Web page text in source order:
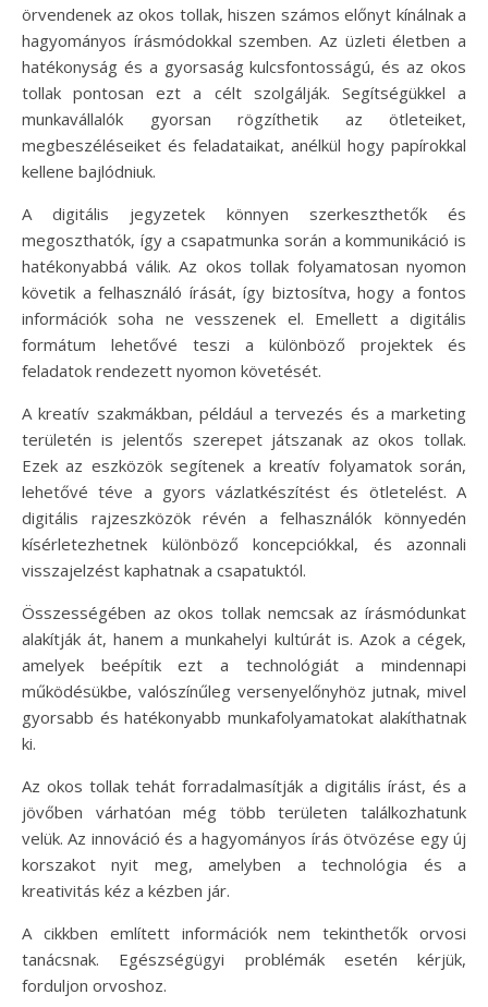
örvendenek az okos tollak, hiszen számos előnyt kínálnak a
hagyományos írásmódokkal szemben. Az üzleti életben a
hatékonyság és a gyorsaság kulcsfontosságú, és az okos
tollak pontosan ezt a célt szolgálják. Segítségükkel a
munkavállalók gyorsan rögzíthetik az ötleteiket,
megbeszéléseiket és feladataikat, anélkül hogy papírokkal
kellene bajlódniuk.
A digitális jegyzetek könnyen szerkeszthetők és
megoszthatók, így a csapatmunka során a kommunikáció is
hatékonyabbá válik. Az okos tollak folyamatosan nyomon
követik a felhasználó írását, így biztosítva, hogy a fontos
információk soha ne vesszenek el. Emellett a digitális
formátum lehetővé teszi a különböző projektek és
feladatok rendezett nyomon követését.
A kreatív szakmákban, például a tervezés és a marketing
területén is jelentős szerepet játszanak az okos tollak.
Ezek az eszközök segítenek a kreatív folyamatok során,
lehetővé téve a gyors vázlatkészítést és ötletelést. A
digitális rajzeszközök révén a felhasználók könnyedén
kísérletezhetnek különböző koncepciókkal, és azonnali
visszajelzést kaphatnak a csapatuktól.
Összességében az okos tollak nemcsak az írásmódunkat
alakítják át, hanem a munkahelyi kultúrát is. Azok a cégek,
amelyek beépítik ezt a technológiát a mindennapi
működésükbe, valószínűleg versenyelőnyhöz jutnak, mivel
gyorsabb és hatékonyabb munkafolyamatokat alakíthatnak
ki.
Az okos tollak tehát forradalmasítják a digitális írást, és a
jövőben várhatóan még több területen találkozhatunk
velük. Az innováció és a hagyományos írás ötvözése egy új
korszakot nyit meg, amelyben a technológia és a
kreativitás kéz a kézben jár.
A cikkben említett információk nem tekinthetők orvosi
tanácsnak. Egészségügyi problémák esetén kérjük,
forduljon orvoshoz.